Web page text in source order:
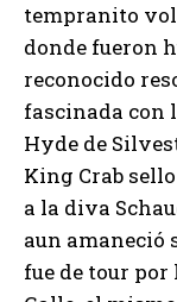
tempranito
donde fueron
reconocido
fascinada con
Hyde de
King Crab
a la diva
aun amaneció
fue de tour por